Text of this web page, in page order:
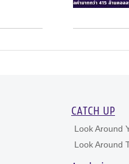
CATCH UP
Look Around
Look Around